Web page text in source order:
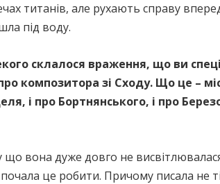
титанів, але рухають справу
під воду.
склалося враження, що ви
композитора зі Сходу. Що це –
і про Бортнянського, і про
що вона дуже довго не
це робити. Причому писала не